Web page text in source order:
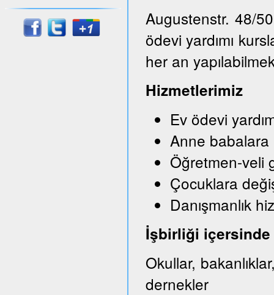
Augustenstr. 48/
ödevi yardımı
her an
Hizmetlerimiz
Ev ödevi
Anne babalara
Öğretmen-veli
Çocuklara
Danışmanlık
İşbirliği
Okullar,
dernekler